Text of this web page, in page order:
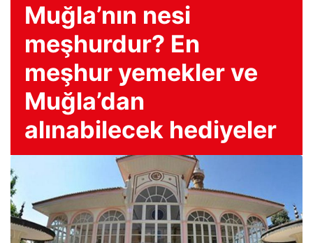
Muğla’nın nesi
meşhurdur? En
meşhur yemekler ve
Muğla’dan
alınabilecek hediyeler